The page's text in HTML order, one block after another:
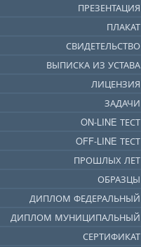
ПРЕЗЕНТАЦИЯ
ПЛАКАТ
СВИДЕТЕЛЬСТВО
ВЫПИСКА ИЗ УСТАВА
ЛИЦЕНЗИЯ
ЗАДАЧИ
ON-LINE ТЕСТ
OFF-LINE ТЕСТ
ПРОШЛЫХ ЛЕТ
ОБРАЗЦЫ
ДИПЛОМ ФЕДЕРАЛЬНЫЙ
ДИПЛОМ МУНИЦИПАЛЬНЫЙ
СЕРТИФИКАТ